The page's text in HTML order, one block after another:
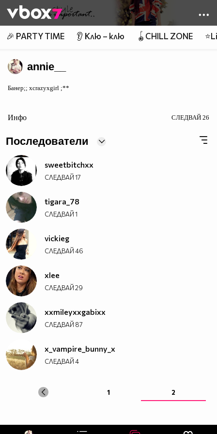
👾
🎉 PARTY TIME 👂 Клю – клю 🪀CHILL ZONE
annie__
Банер;; xcrazyxgirl ;**
Инфо СЛЕДВАЙ 26
Последователи
sweetbitchxx
СЛЕДВАЙ17
tigara_78
СЛЕДВАЙ1
vickieg
СЛЕДВАЙ46
xlee
СЛЕДВАЙ29
xxmileyxxgabixx
СЛЕДВАЙ 87
x_vampire_bunny_x
СЛЕДВАЙ4
1 2